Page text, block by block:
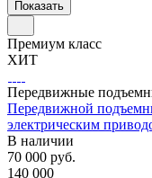
Премиум класс
ХИТ
Передвижные
Передвижной
электрическим
В наличии
70 000 руб.
140 000